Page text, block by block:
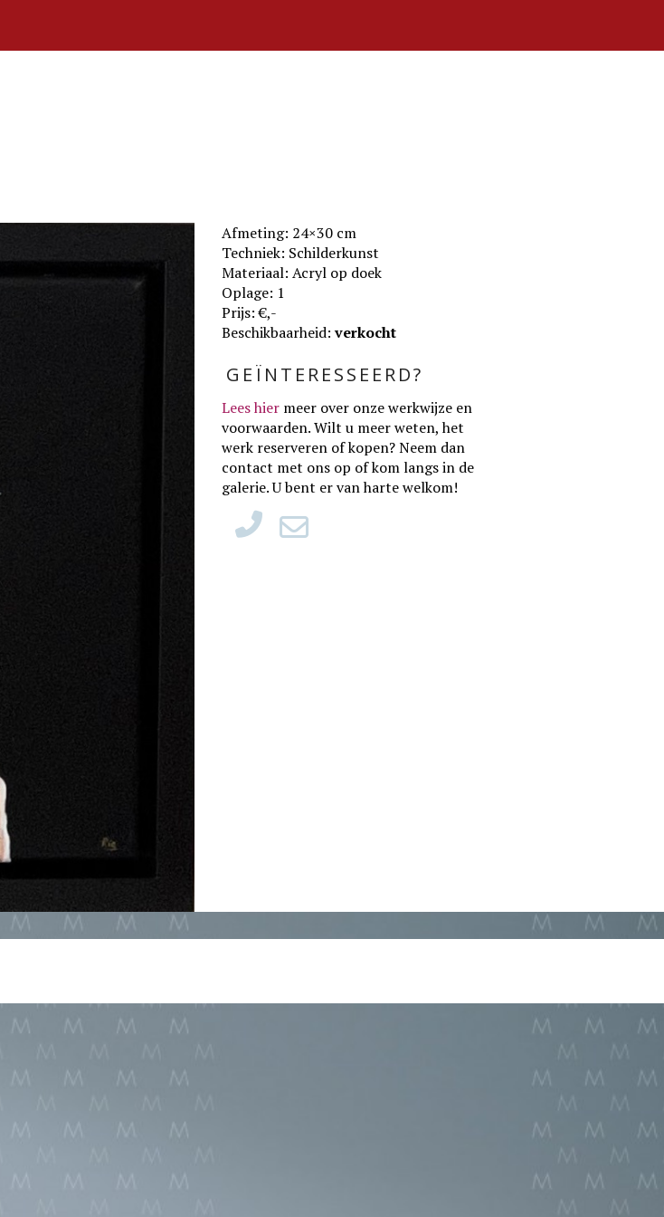
Afmeting: 24×30 cm
Techniek: Schilderkunst
Materiaal: Acryl op doek
Oplage: 1
Prijs: €,-
Beschikbaarheid:verkocht
GEÏNTERESSEERD?
Lees hier meer over onze werkwijze en
voorwaarden. Wilt u meer weten, het
werk reserveren of kopen? Neem dan
contact met ons op of kom langs in de
galerie. U bent er van harte welkom!